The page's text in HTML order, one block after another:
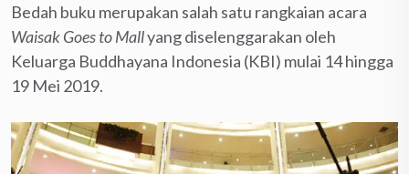
Bedah buku merupakan salah satu rangkaian acara
Waisak Goes to Mallyang diselenggarakan oleh
Keluarga Buddhayana Indonesia (KBI) mulai 14 hingga
19 Mei 2019.